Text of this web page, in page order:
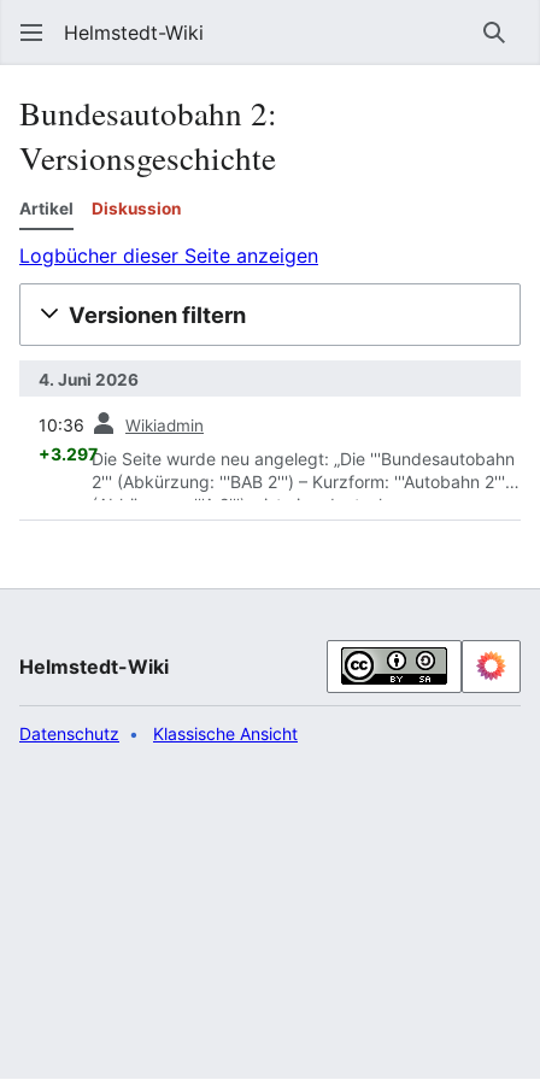
Helmstedt-Wiki
Bundesautobahn 2:
Versionsgeschichte
Artikel Diskussion
Logbücher dieser Seite anzeigen
Versionen filtern
4. Juni 2026
10:36 Wikiadmin
+3.297Die Seite wurde neu angelegt: „Die '''Bundesautobahn
2''' (Abkürzung: '''BAB 2''') – Kurzform: '''Autobahn 2'''
(Abkürzung: '''A 2''') – ist eine deutsche
Bundesautobahn. Sie verläuft vom Ruhrgebiet mit
Dreieck Werder, in dem sie in den Berliner Ring
zur Verlaufsbeschreibung und der Nummerierung der
Anschlussstellen am D…“
Helmstedt-Wiki
Datenschutz Klassische Ansicht